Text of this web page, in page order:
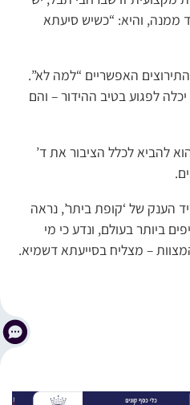
ממנה, והיא: “כשיש סיעתא
האפשריים “למה לא”.
לפגוע בטיב ההידור – והם
להביא לכלל הציבור את ד’
הענק של ‘קופת ביתר’, נראה
ביותר בעולם, ונדע כי מי
– מצליח בסייעתא דשמיא.